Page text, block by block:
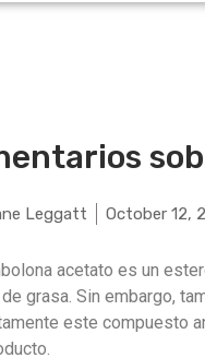
Leggatt October 12,
acetato es un
grasa. Sin embargo,
este compuesto